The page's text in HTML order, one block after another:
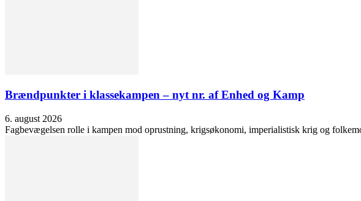
Brændpunkter i klassekampen – nyt nr. af Enhed og Kamp
6. august 2026
Fagbevægelsen rolle i kampen mod oprustning, krigsøkonomi, imperialistisk krig og